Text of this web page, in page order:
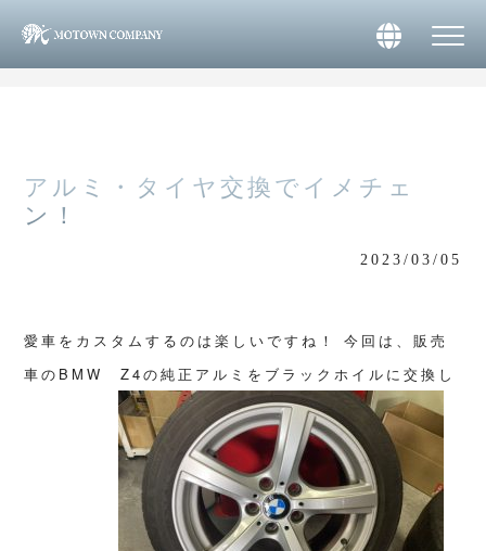
MOTOWN株式会社 HOME
アルミ・タイヤ交換でイメチェ
ン！
2023/03/05
愛車をカスタムするのは楽しいですね！
今回は、販売
車のBMW Z4の純正アルミをブラックホイルに交換し